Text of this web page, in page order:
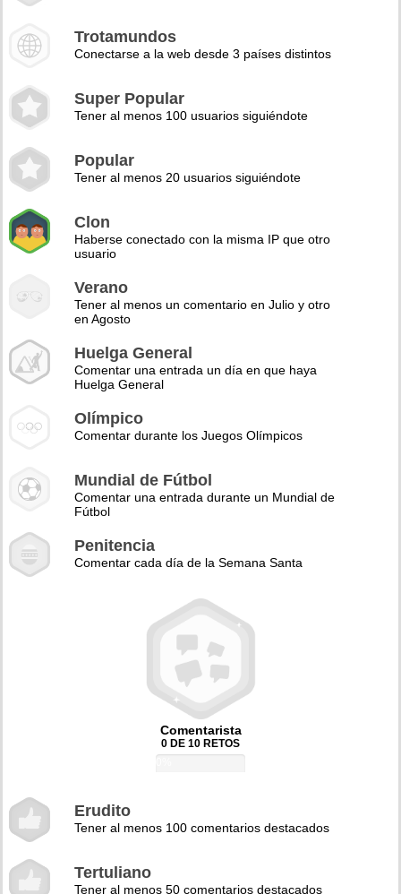
Trotamundos
Conectarse a la web desde 3 países distintos
Super Popular
Tener al menos 100 usuarios siguiéndote
Popular
Tener al menos 20 usuarios siguiéndote
Clon
Haberse conectado con la misma IP que otro
usuario
Verano
Tener al menos un comentario en Julio y otro
en Agosto
Huelga General
Comentar una entrada un día en que haya
Huelga General
Olímpico
Comentar durante los Juegos Olímpicos
Mundial de Fútbol
Comentar una entrada durante un Mundial de
Fútbol
Penitencia
Comentar cada día de la Semana Santa
Comentarista
0 DE 10 RETOS
Erudito
Tener al menos 100 comentarios destacados
Tertuliano
Tener al menos 50 comentarios destacados